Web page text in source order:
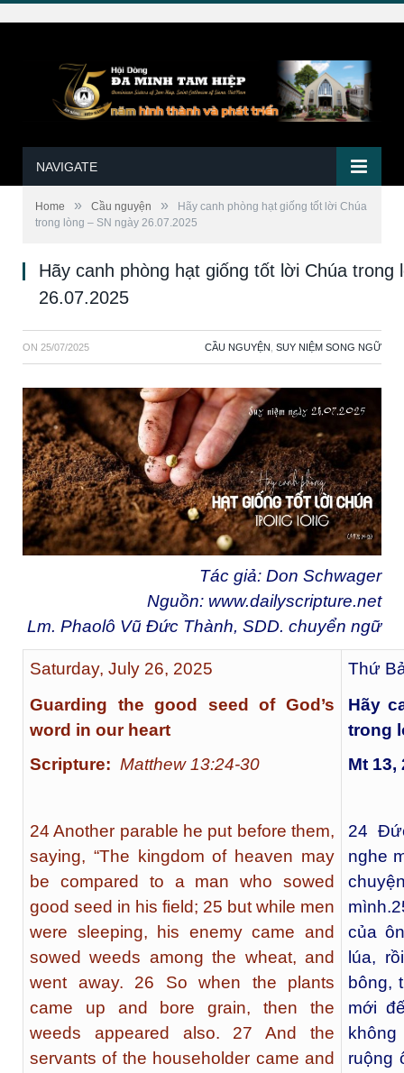
NAVIGATE
Home » Cầu nguyện »
Hãy canh phòng hạt giống tốt lời Chúa
trong lòng – SN ngày 26.07.2025
Hãy canh phòng hạt giống tốt lời Chúa trong
26.07.2025
ON 25/07/2025 CẦU NGUYỆN SUY NIỆM SONG NGỮ
Tác giả: Don Schwager
Nguồn: www.dailyscripture.net
Lm. Phaolô Vũ Đức Thành, SDD. chuyển ngữ
Saturday, July 26, 2025
Guarding the good seed of God’s
word in our heart
Scripture: Matthew 13:24-30
24 Another parable he put before them,
saying, “The kingdom of heaven may
be compared to a man who sowed
good seed in his field; 25 but while men
were sleeping, his enemy came and
sowed weeds among the wheat, and
went away. 26 So when the plants
came up and bore grain, then the
weeds appeared also. 27 And the
servants of the householder came and
Thứ
Hãy
trong
Mt 13,
24
nghe
mình.
của
lúa,
bông,
mới
ruộng